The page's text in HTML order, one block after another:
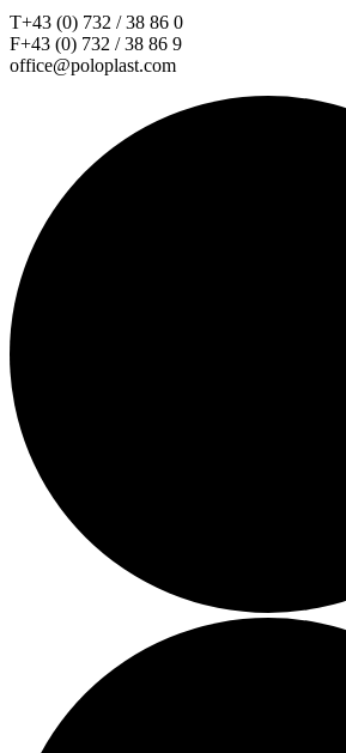
T+43 (0) 732 / 38 86 0
F+43 (0) 732 / 38 86 9
office@poloplast.com